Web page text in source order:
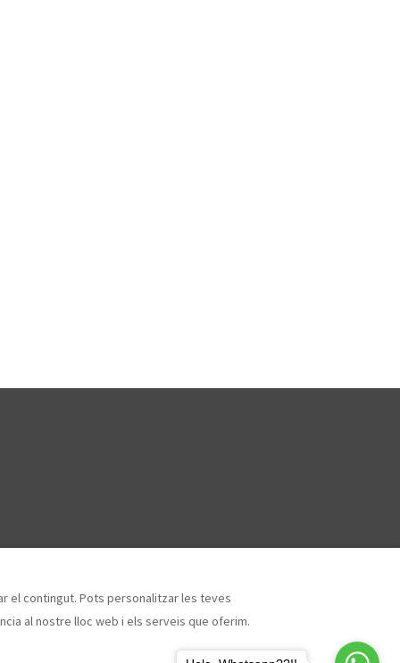
el contingut. Pots personalitzar les teves
al nostre lloc web i els serveis que oferim.